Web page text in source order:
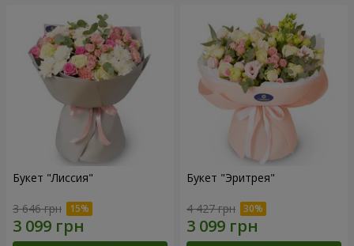
Букет "Лиссия"
3 646 грн
Букет "Эритрея"
4 427 грн